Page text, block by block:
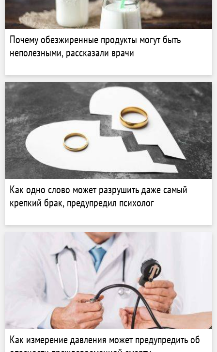
Почему обезжиренные продукты могут быть
неполезными, рассказали врачи
Как одно слово может разрушить даже самый
крепкий брак, предупредил психолог
Как измерение давления может предупредить об